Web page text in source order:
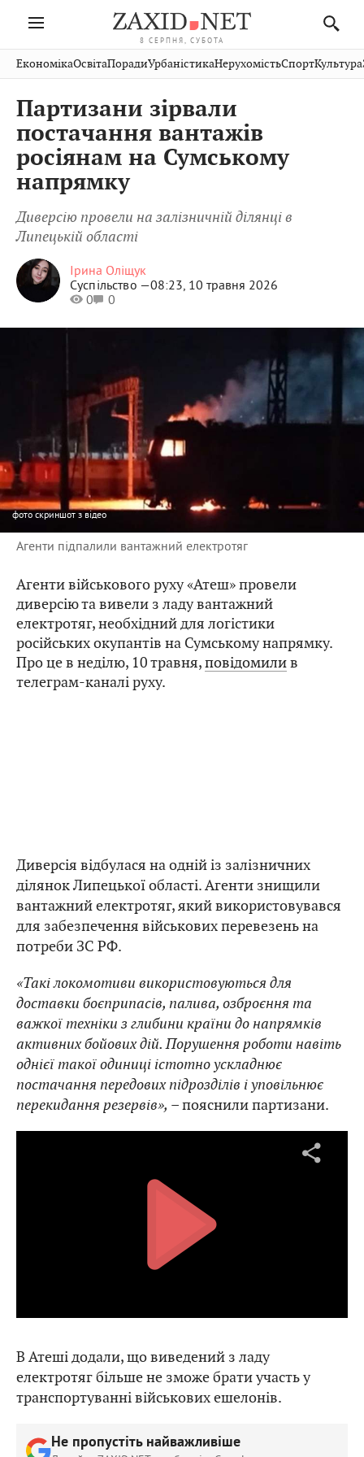
8 СЕРПНЯ, СУБОТА
Івано-
Франківськ
Волинь
Закарпаття
Рівне
Шептицький
Стрий
Хмельницький
Публікації
Авто СловкоКультура
Кіно Дім
ФотоОсвітаНерухомість
тварини
ЕкономікаОсвітаПорадиУрбаністикаНерухомістьСпортКультура
Партизани зірвали
постачання вантажів
росіянам на Сумському
напрямку
Диверсію провели на залізничній ділянці в
Липецькій області
Ірина Оліщук
Суспільство —08:23, 10 травня 2026
0
0
фотоскриншот з відео
Агенти підпалили вантажний електротяг
Агенти військового руху «Атеш» провели
диверсію та вивели з ладу вантажний
електротяг, необхідний для логістики
російських окупантів на Сумському напрямку.
Про це в неділю, 10 травня,повідомилив
телеграм-каналі руху.
Диверсія відбулася на одній із залізничних
ділянок Липецької області. Агенти знищили
вантажний електротяг, який використовувався
для забезпечення військових перевезень на
потреби ЗС РФ.
«Такі локомотиви використовуються для
доставки боєприпасів, палива, озброєння та
важкої техніки з глибини країни до напрямків
активних бойових дій. Порушення роботи навіть
однієї такої одиниці істотно ускладнює
постачання передових підрозділів і уповільнює
перекидання резервів», – пояснили партизани.
В Атеші додали, що виведений з ладу
електротяг більше не зможе брати участь у
транспортуванні військових ешелонів.
Не пропустіть найважливіше